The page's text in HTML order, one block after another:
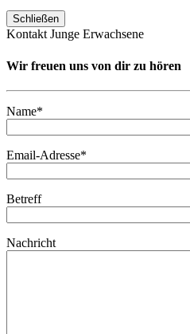
Schließen
Kontakt Junge Erwachsene
Wir freuen uns von dir zu hören
Name*
Email-Adresse*
Betreff
Nachricht